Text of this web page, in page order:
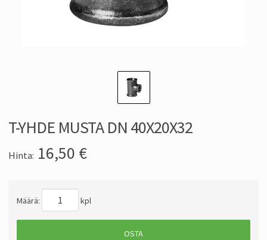
T-YHDE MUSTA DN 40X20X32
Hinta: 16,50 €
Määrä: kpl
OSTA